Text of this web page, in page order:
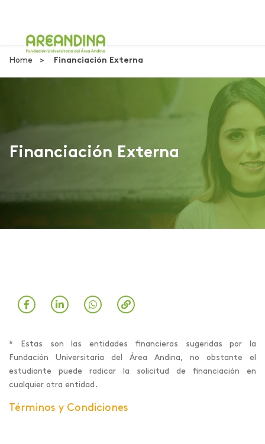
Home Financiación Externa
Financiación Externa
* Estas son las entidades financieras sugeridas por la
Fundación Universitaria del Área Andina, no obstante el
estudiante puede radicar la solicitud de financiación en
cualquier otra entidad.
Términos y Condiciones